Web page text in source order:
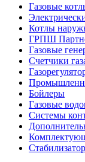
Газовые
Котлы
ГРПШ
Газовые
Счетчики
Бойлеры
Газовые
Системы